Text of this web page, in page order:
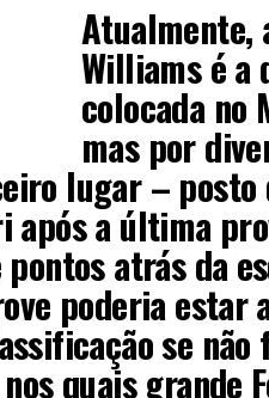
Atualmente,
Williams é a
colocada no
mas por
lugar – posto
após a última
atrás da
poderia estar
se não
quais grande